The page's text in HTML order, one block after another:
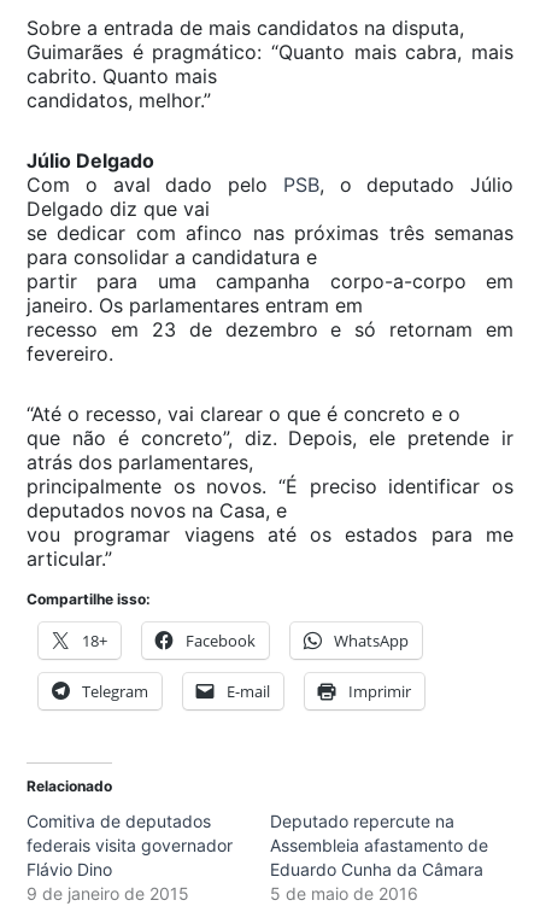
Sobre a entrada de mais candidatos na disputa,
Guimarães é pragmático: “Quanto mais cabra, mais
cabrito. Quanto mais
candidatos, melhor.”
Júlio Delgado
Com o aval dado pelo PSB, o deputado Júlio
Delgado diz que vai
se dedicar com afinco nas próximas três semanas
para consolidar a candidatura e
partir para uma campanha corpo-a-corpo em
janeiro. Os parlamentares entram em
recesso em 23 de dezembro e só retornam em
fevereiro.
“Até o recesso, vai clarear o que é concreto e o
que não é concreto”, diz. Depois, ele pretende ir
atrás dos parlamentares,
principalmente os novos. “É preciso identificar os
deputados novos na Casa, e
vou programar viagens até os estados para me
articular.”
Compartilhe isso:
18+ Facebook WhatsApp
Telegram E-mail Imprimir
Relacionado
Comitiva de deputados
federais visita governador
Flávio Dino
9 de janeiro de 2015
Deputado repercute na
Assembleia afastamento de
Eduardo Cunha da Câmara
5 de maio de 2016